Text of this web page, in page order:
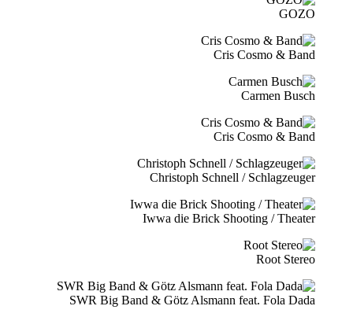
GOZO
Cris Cosmo & Band
Carmen Busch
Cris Cosmo & Band
Christoph Schnell / Schlagzeuger
Iwwa die Brick Shooting / Theater
Root Stereo
SWR Big Band & Götz Alsmann feat. Fola Dada